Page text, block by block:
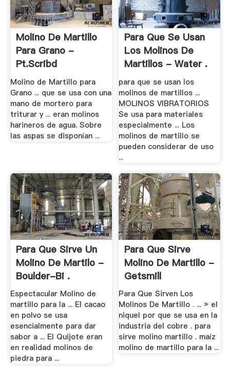
Molino De Martillo
Para Grano -
Pt.scribd
Molino de Martillo para
Grano ... que se usa con una
mano de mortero para
triturar y ... eran molinos
harineros de agua. Sobre
las aspas se disponían ...
Para Que Se Usan
Los Molinos De
Martillos - Water .
para que se usan los
molinos de martillos ...
MOLINOS VIBRATORIOS
Se usa para materiales
especialmente ... Los
molinos de martillo se
pueden considerar de uso
...
Para Que Sirve Un
Molino De Martilo -
Boulder-Bi .
Espectacular Molino de
martillo para la ... El cacao
en polvo se usa
esencialmente para dar
sabor a ... El Quijote eran
en realidad molinos de
piedra para ...
Para Que Sirve
Molino De Martillo -
Getsmill
Para Que Sirven Los
Molinos De Martillo . ... » el
niquel por que se usa en la
industria del cobre . para
sirve molino martillo . maíz
molino de martillo para la ...